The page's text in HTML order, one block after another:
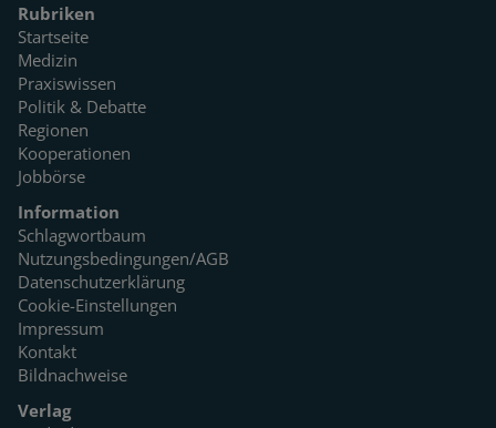
Rubriken
Startseite
Medizin
Praxiswissen
Politik & Debatte
Regionen
Kooperationen
Jobbörse
Information
Schlagwortbaum
Nutzungsbedingungen/AGB
Datenschutzerklärung
Cookie-Einstellungen
Impressum
Kontakt
Bildnachweise
Verlag